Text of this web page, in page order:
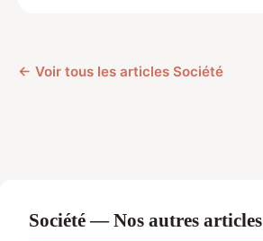
← Voir tous les articles Société
Société — Nos autres articles